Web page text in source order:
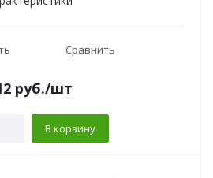
Сравнить
руб./шт
В корзину